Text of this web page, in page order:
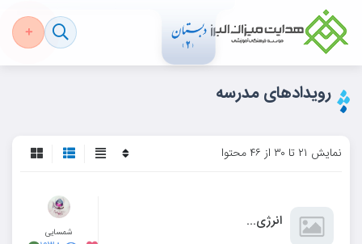
رویدادهای مدرسه
نمایش ۲۱ تا ۳۰ از ۴۶ محتوا
انرژی...
شمسایی